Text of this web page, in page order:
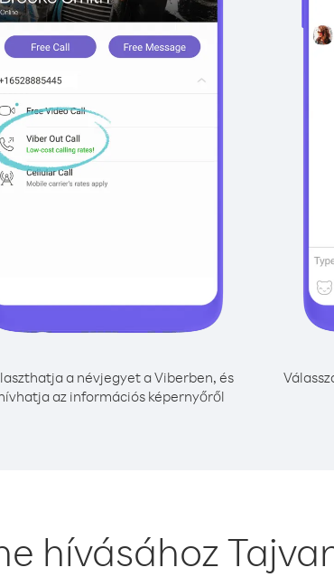
a névjegyet a Viberben, és
az információs képernyőről
hívásához